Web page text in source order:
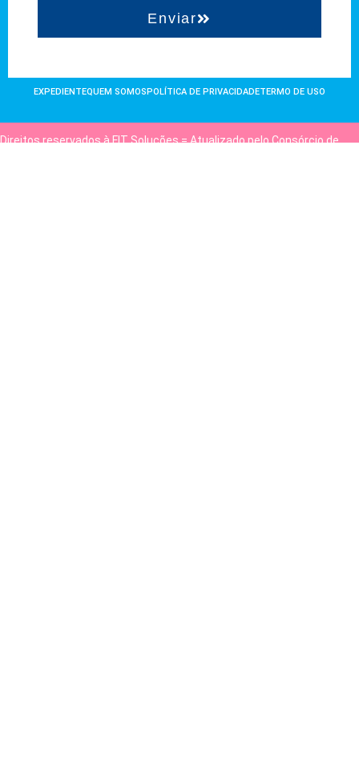
Enviar
EXPEDIENTEQUEM SOMOS POLÍTICA DE PRIVACIDADETERMO DE USO
Direitos reservados à FIT Soluções = Atualizado pelo Consórcio de